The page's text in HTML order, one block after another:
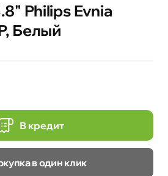
Philips Evnia
Белый
В кредит
в один клик